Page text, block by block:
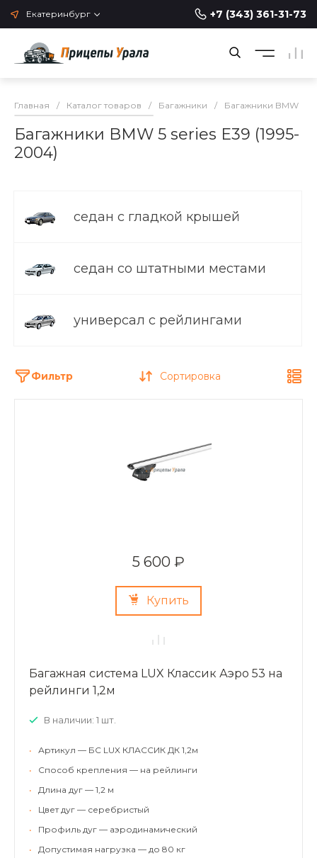
Екатеринбург +7 (343) 361-31-73
Главная / Каталог товаров / Багажники / Багажники BMW
Багажники BMW 5 series E39 (1995-
2004)
седан с гладкой крышей
седан со штатными местами
универсал с рейлингами
Фильтр Сортировка
5 600 ₽
Купить
Багажная система LUX Классик Аэро 53 на
рейлинги 1,2м
В наличии: 1 шт.
•
Артикул — БС LUX КЛАССИК ДК 1,2м
•
Способ крепления — на рейлинги
•
Длина дуг — 1,2 м
•
Цвет дуг — серебристый
•
Профиль дуг — аэродинамический
•
Допустимая нагрузка — до 80 кг